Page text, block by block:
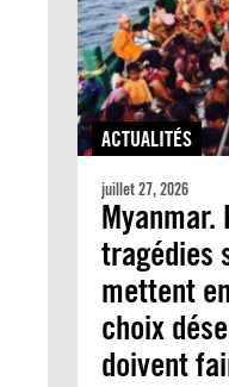
ACTUALITÉS
juillet 27, 2026
Myanmar.
tragédies
mettent
choix
doivent